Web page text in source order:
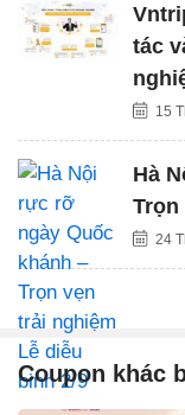
tác
15
Hà
Trọn
24
Coupon khác